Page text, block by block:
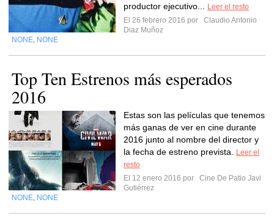
productor ejecutivo...
Leer el resto
El 26 febrero 2016 por
Claudio Antonio
Diaz Muñoz
NONE NONE
Top Ten Estrenos más esperados
2016
Estas son las películas que tenemos
más ganas de ver en cine durante
2016 junto al nombre del director y
la fecha de estreno prevista.
Leer el
resto
El 12 enero 2016 por
Cine De Patio Javi
Gutiérrez
NONE NONE